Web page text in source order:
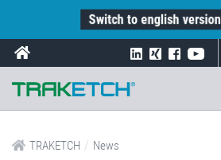
Switch to english version
TRAKETCH / News